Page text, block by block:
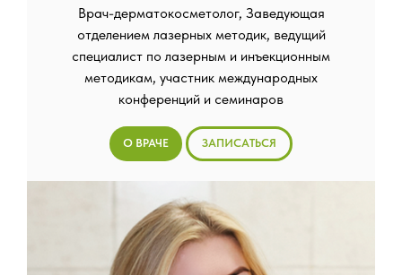
Врач-дерматокосметолог, Заведующая
отделением лазерных методик, ведущий
специалист по лазерным и инъекционным
методикам, участник международных
конференций и семинаров
О ВРАЧЕ ЗАПИСАТЬСЯ